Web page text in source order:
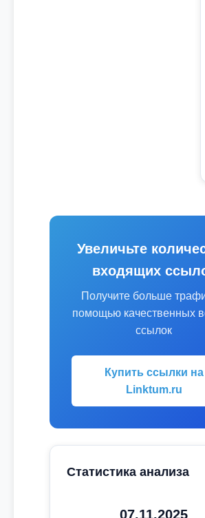
Увеличьте
входящих
Получите больше
помощью качественных
ссылок
Купить ссылки на
Linktum.ru
Статистика анализа
07.11.2025